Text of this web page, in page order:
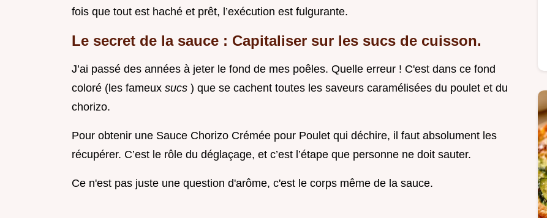
fois que tout est haché et prêt, l’exécution est fulgurante.
Le secret de la sauce : Capitaliser sur les sucs de cuisson.
J’ai passé des années à jeter le fond de mes poêles. Quelle erreur ! C'est dans ce fond
coloré (les fameux sucs ) que se cachent toutes les saveurs caramélisées du poulet et du
chorizo.
Pour obtenir une Sauce Chorizo Crémée pour Poulet qui déchire, il faut absolument les
récupérer. C’est le rôle du déglaçage, et c’est l’étape que personne ne doit sauter.
Ce n'est pas juste une question d'arôme, c'est le corps même de la sauce.